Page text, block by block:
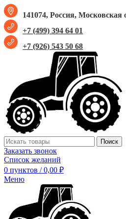
141074, Россия,
+7 (499) 394 64 01
+7 (926) 543 50 68
Поиск
Заказать звонок
Список желаний
0 пунктов / 0,00 ₽
Меню